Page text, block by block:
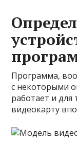
Программа,
с некоторыми
работает и для
видеокарту